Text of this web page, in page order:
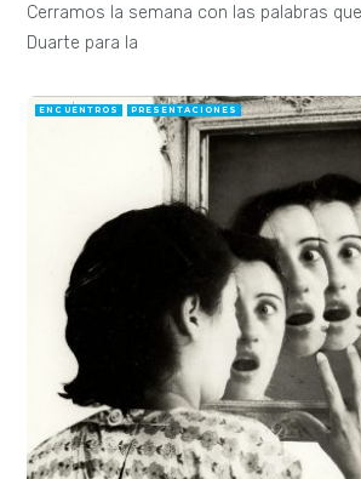
Cerramos la semana con las palabras
Duarte para la
ENCUENTROS PRESENTACIONES